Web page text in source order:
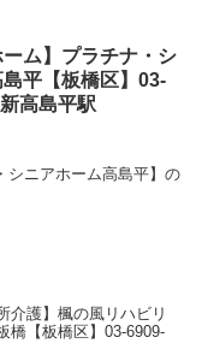
ーム】プラチナ・シ
平【板橋区】03-
高島平駅
シニアホーム高島平】の
介護】楓の風リハビリ
【板橋区】03-6909-